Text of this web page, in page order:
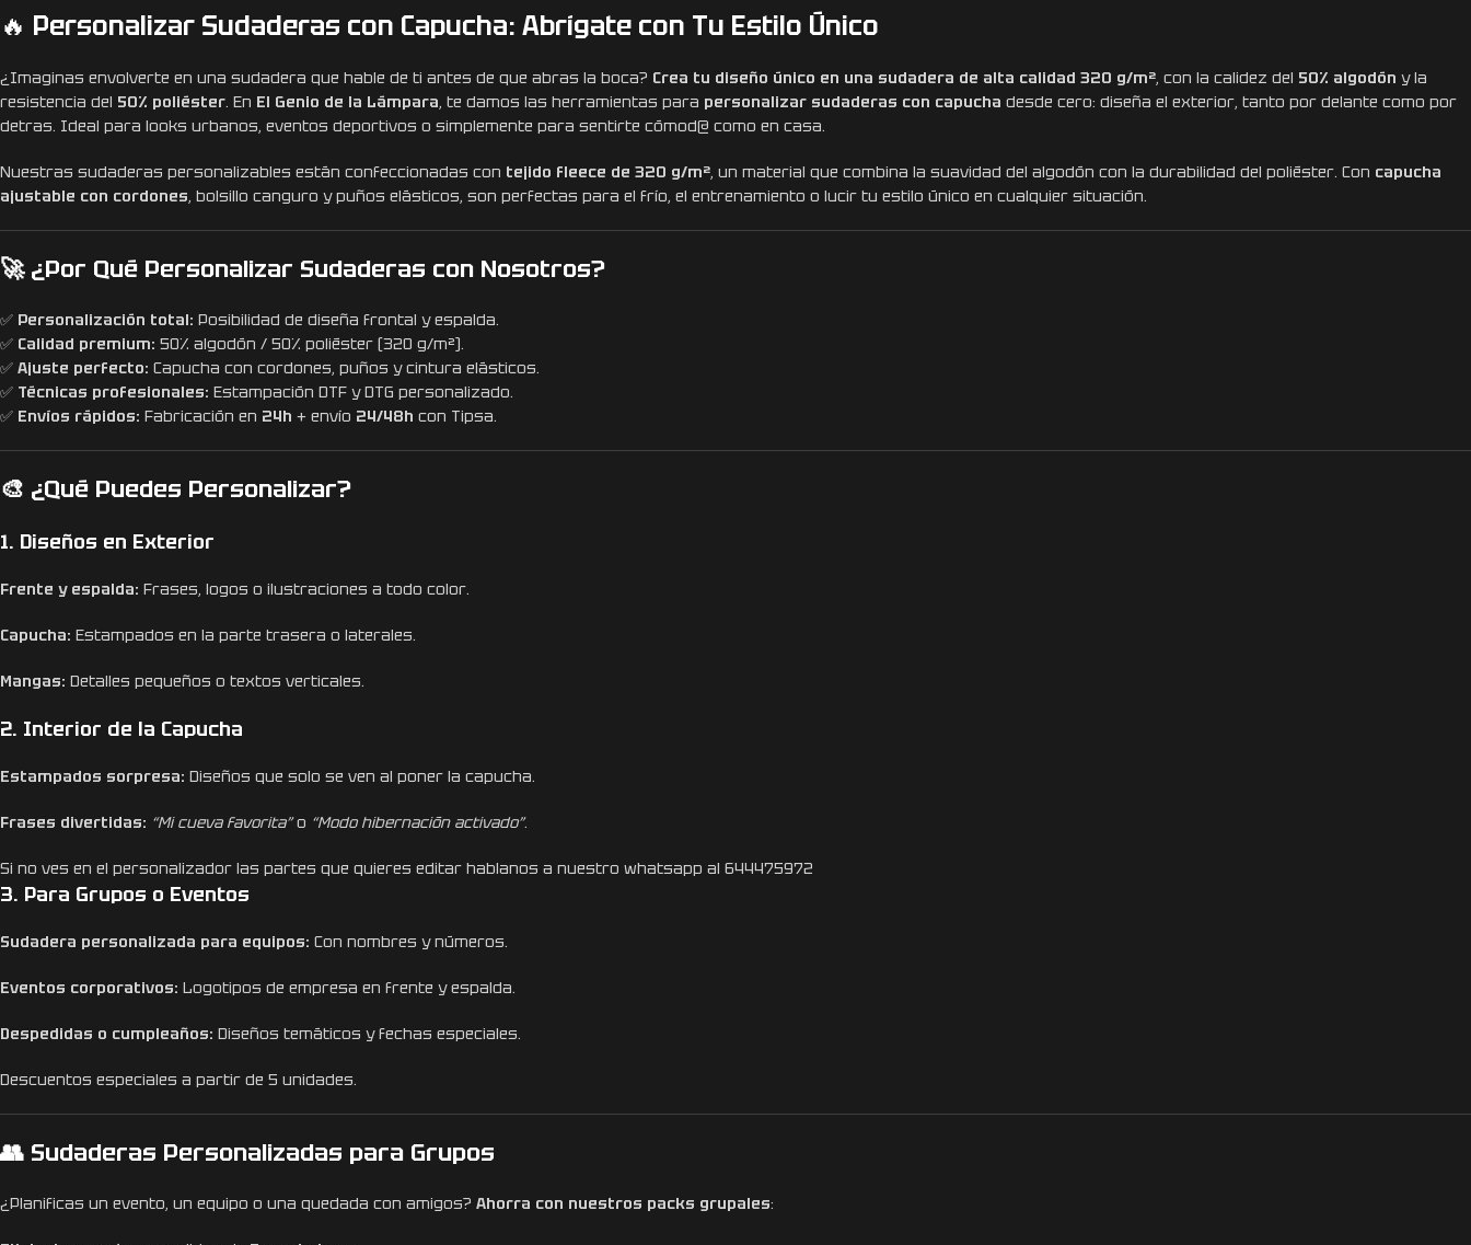
🔥 Personalizar Sudaderas con Capucha: Abrígate con Tu Estilo Único
¿Imaginas envolverte en una sudadera que hable de ti antes de que abras la boca? Crea tu diseño único en una sudadera de alta calidad 320 g/m², con la calidez del 50% algodón y la
resistencia del 50% poliéster. En El Genio de la Lámpara, te damos las herramientas para personalizar sudaderas con capucha desde cero: diseña el exterior, tanto por delante como por
detras. Ideal para looks urbanos, eventos deportivos o simplemente para sentirte cómod@ como en casa.
Nuestras sudaderas personalizables están confeccionadas con tejido fleece de 320 g/m², un material que combina la suavidad del algodón con la durabilidad del poliéster. Con capucha
ajustable con cordones, bolsillo canguro y puños elásticos, son perfectas para el frío, el entrenamiento o lucir tu estilo único en cualquier situación.
🚀 ¿Por Qué Personalizar Sudaderas con Nosotros?
✅ Personalización total: Posibilidad de diseña frontal y espalda.
✅ Calidad premium: 50% algodón / 50% poliéster (320 g/m²).
✅ Ajuste perfecto: Capucha con cordones, puños y cintura elásticos.
✅ Técnicas profesionales: Estampación DTF y DTG personalizado.
✅ Envíos rápidos: Fabricación en 24h + envío 24/48h con Tipsa.
🎨 ¿Qué Puedes Personalizar?
1. Diseños en Exterior
Frente y espalda: Frases, logos o ilustraciones a todo color.
Capucha: Estampados en la parte trasera o laterales.
Mangas: Detalles pequeños o textos verticales.
2. Interior de la Capucha
Estampados sorpresa: Diseños que solo se ven al poner la capucha.
Frases divertidas: “Mi cueva favorita”o “Modo hibernación activado”.
Si no ves en el personalizador las partes que quieres editar hablanos a nuestro whatsapp al 644475972
3. Para Grupos o Eventos
Sudadera personalizada para equipos: Con nombres y números.
Eventos corporativos: Logotipos de empresa en frente y espalda.
Despedidas o cumpleaños: Diseños temáticos y fechas especiales.
Descuentos especiales a partir de 5 unidades.
👥 Sudaderas Personalizadas para Grupos
¿Planificas un evento, un equipo o una quedada con amigos? Ahorra con nuestros packs grupales: